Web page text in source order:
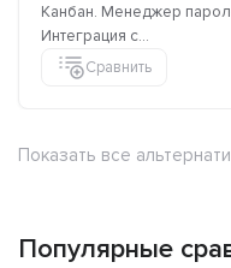
Канбан. Менеджер
Интеграция с...
Сравнить
Показать все
Популярные